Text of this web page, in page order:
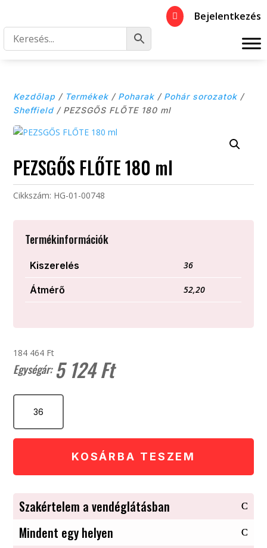
 Bejelentkezés
Kezdőlap / Termékek / Poharak / Pohár sorozatok /
Sheffield / PEZSGŐS FLŐTE 180 ml
PEZSGŐS FLŐTE 180 ml
Cikkszám: HG-01-00748
Termékinformációk
Kiszerelés 36
Átmérő 52,20
184 464 Ft
5 124Ft
PEZSGŐS
FLŐTE
180
ml
KOSÁRBA TESZEM
Szakértelem a vendéglátásban
Mindent egy helyen